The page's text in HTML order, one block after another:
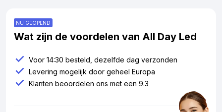
NU GEOPEND
Wat zijn de voordelen van All Day Led
Voor 14:30 besteld, dezelfde dag verzonden
Levering mogelijk door geheel Europa
Klanten beoordelen ons met een 9.3